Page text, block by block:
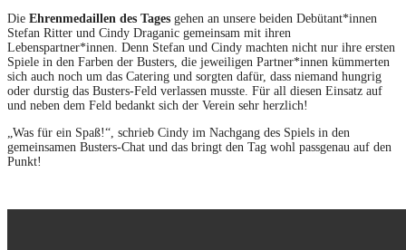
Die Ehrenmedaillen des Tages gehen an unsere beiden Debütant*innen
Stefan Ritter und Cindy Draganic gemeinsam mit ihren
Lebenspartner*innen. Denn Stefan und Cindy machten nicht nur ihre ersten
Spiele in den Farben der Busters, die jeweiligen Partner*innen kümmerten
sich auch noch um das Catering und sorgten dafür, dass niemand hungrig
oder durstig das Busters-Feld verlassen musste. Für all diesen Einsatz auf
und neben dem Feld bedankt sich der Verein sehr herzlich!
„Was für ein Spaß!“, schrieb Cindy im Nachgang des Spiels in den
gemeinsamen Busters-Chat und das bringt den Tag wohl passgenau auf den
Punkt!